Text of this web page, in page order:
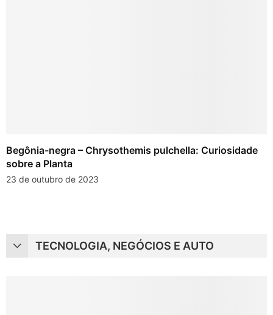
Begônia-negra – Chrysothemis pulchella: Curiosidade
sobre a Planta
23 de outubro de 2023
TECNOLOGIA, NEGÓCIOS E AUTO